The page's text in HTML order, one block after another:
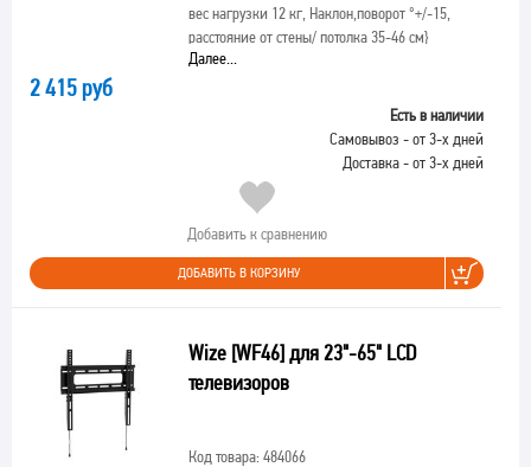
вес нагрузки 12 кг, Наклон,поворот °+/-15,
расстояние от стены/ потолка 35-46 см}
Далее...
2 415 руб
Есть в наличии
Самовывоз - от 3-х дней
Доставка - от 3-х дней
Добавить к сравнению
ДОБАВИТЬ В КОРЗИНУ
Wize [WF46] для 23"-65" LCD
телевизоров
Код товара: 484066